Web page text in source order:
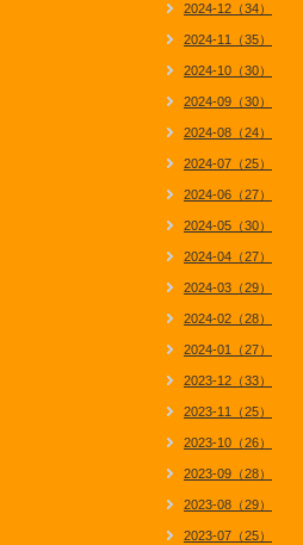
2024-12（34）
2024-11（35）
2024-10（30）
2024-09（30）
2024-08（24）
2024-07（25）
2024-06（27）
2024-05（30）
2024-04（27）
2024-03（29）
2024-02（28）
2024-01（27）
2023-12（33）
2023-11（25）
2023-10（26）
2023-09（28）
2023-08（29）
2023-07（25）